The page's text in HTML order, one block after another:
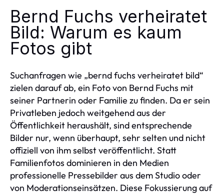
Bernd Fuchs verheiratet
Bild: Warum es kaum
Fotos gibt
Suchanfragen wie „bernd fuchs verheiratet bild“
zielen darauf ab, ein Foto von Bernd Fuchs mit
seiner Partnerin oder Familie zu finden. Da er sein
Privatleben jedoch weitgehend aus der
Öffentlichkeit heraushält, sind entsprechende
Bilder nur, wenn überhaupt, sehr selten und nicht
offiziell von ihm selbst veröffentlicht. Statt
Familienfotos dominieren in den Medien
professionelle Pressebilder aus dem Studio oder
von Moderationseinsätzen. Diese Fokussierung auf